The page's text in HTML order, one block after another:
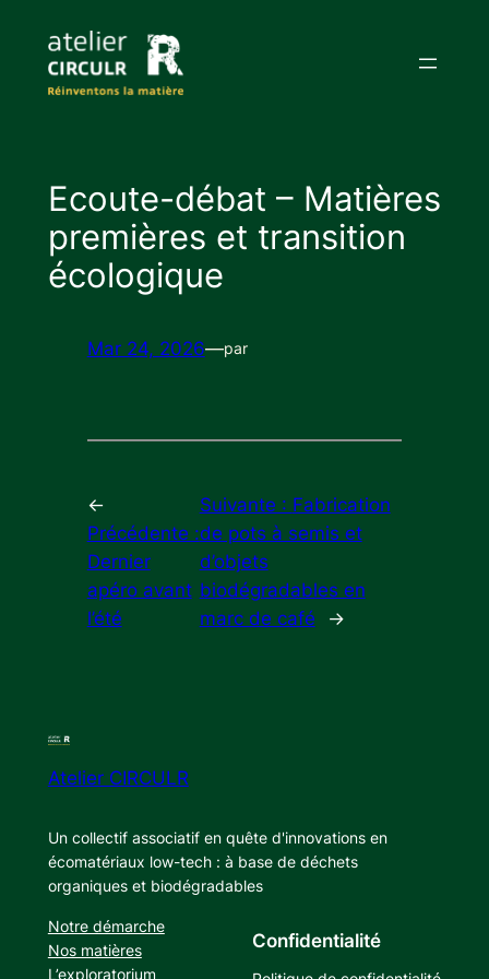
contenu
Ecoute-débat – Matières
premières et transition
écologique
Mar 24, 2026—par
←
Précédente :
Dernier
apéro avant
l’été
Suivante : Fabrication
de pots à semis et
d’objets
biodégradables en
marc de café
→
Atelier CIRCULR
Un collectif associatif en quête d'innovations en
écomatériaux low-tech : à base de déchets
organiques et biodégradables
Notre démarche
Nos matières
L’exploratorium
Confidentialité